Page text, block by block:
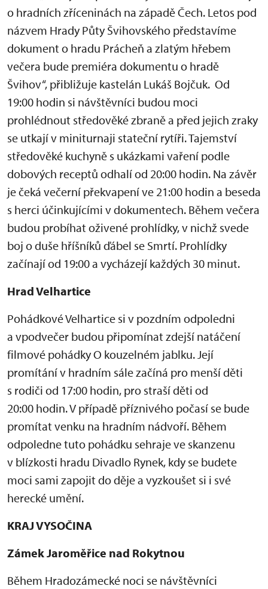
o hradních zříceninách na západě Čech. Letos pod
názvem Hrady Půty Švihovského představíme
dokument o hradu Prácheň a zlatým hřebem
večera bude premiéra dokumentu o hradě
Švihov“, přibližuje kastelán Lukáš Bojčuk. Od
19:00 hodin si návštěvníci budou moci
prohlédnout středověké zbraně a před jejich zraky
se utkají v miniturnaji stateční rytíři. Tajemství
středověké kuchyně s ukázkami vaření podle
dobových receptů odhalí od 20:00 hodin. Na závěr
je čeká večerní překvapení ve 21:00 hodin a beseda
s herci účinkujícími v dokumentech. Během večera
budou probíhat oživené prohlídky, v nichž svede
boj o duše hříšníků ďábel se Smrtí. Prohlídky
začínají od 19:00 a vycházejí každých 30 minut.
Hrad Velhartice
Pohádkové Velhartice si v pozdním odpoledni
a vpodvečer budou připomínat zdejší natáčení
filmové pohádky O kouzelném jablku. Její
promítání v hradním sále začíná pro menší děti
s rodiči od 17:00 hodin, pro straší děti od
20:00 hodin. V případě příznivého počasí se bude
promítat venku na hradním nádvoří. Během
odpoledne tuto pohádku sehraje ve skanzenu
v blízkosti hradu Divadlo Rynek, kdy se budete
moci sami zapojit do děje a vyzkoušet si i své
herecké umění.
KRAJ VYSOČINA
Zámek Jaroměřice nad Rokytnou
Během Hradozámecké noci se návštěvníci